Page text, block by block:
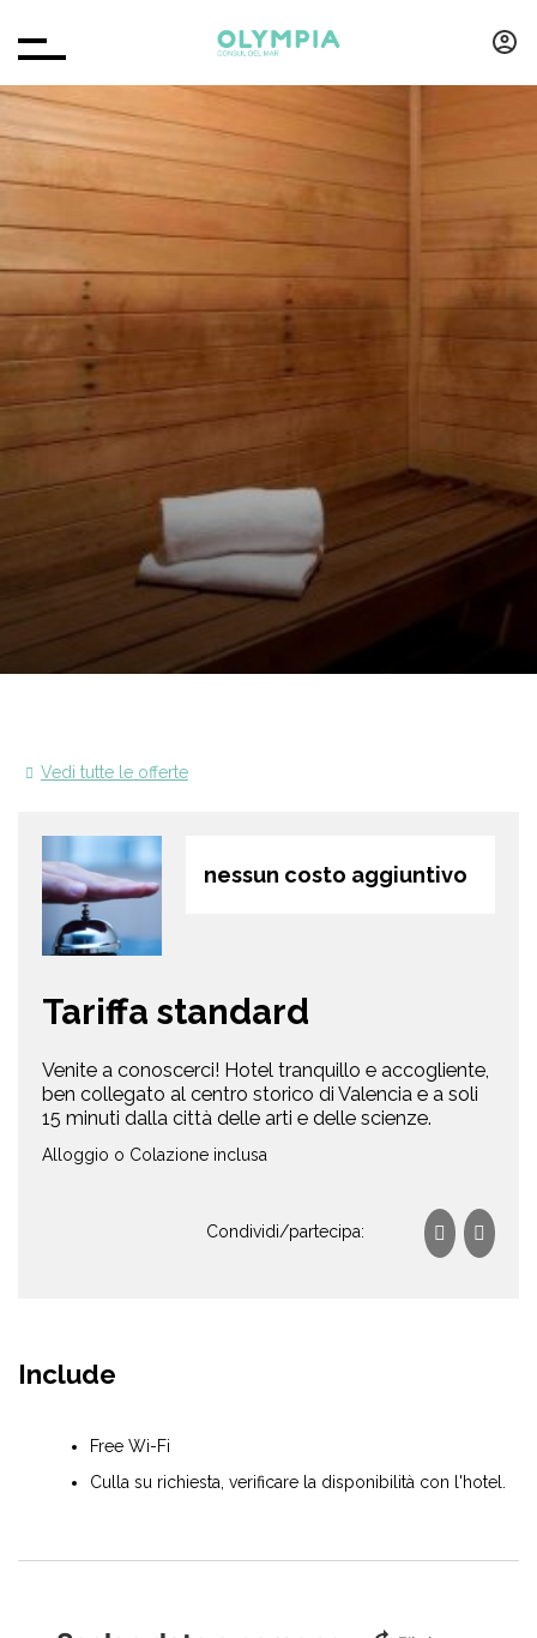
RISERVARE
Vedi tutte le offerte
nessun costo aggiuntivo
Tariffa standard
Venite a conoscerci! Hotel tranquillo e accogliente,
ben collegato al centro storico di Valencia e a soli
15 minuti dalla città delle arti e delle scienze.
Alloggio o Colazione inclusa
Condividi/partecipa:
Include
Free Wi-Fi
Culla su richiesta, verificare la disponibilità con l'hotel.